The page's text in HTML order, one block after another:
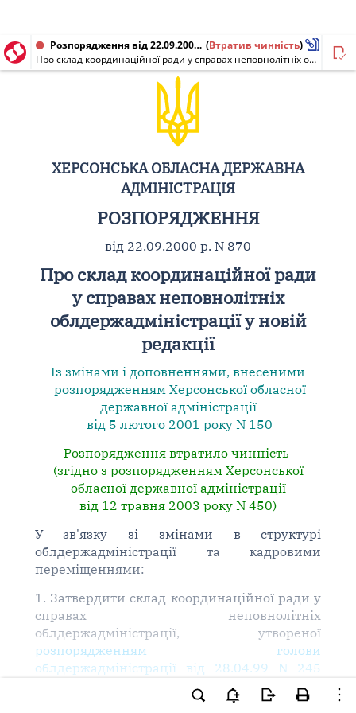
Розпорядження від 22.09.2000 № 870 (Втратив чинність)
Про склад координаційної ради у справах неповнолітніх облдержадміністрації у новій редакції
ХЕРСОНСЬКА ОБЛАСНА ДЕРЖАВНА
АДМІНІСТРАЦІЯ
РОЗПОРЯДЖЕННЯ
від 22.09.2000 р. N 870
Про склад координаційної ради
у справах неповнолітніх
облдержадміністрації у новій
редакції
Із змінами і доповненнями, внесеними
розпорядженням Херсонської обласної
державної адміністрації
від 5 лютого 2001 року N 150
Розпорядження втратило чинність
(згідно з розпорядженням Херсонської
обласної державної адміністрації
від 12 травня 2003 року N 450)
У зв'язку зі змінами в структурі
облдержадміністрації та кадровими
переміщеннями:
1. Затвердити склад координаційної ради у
справах неповнолітніх
облдержадміністрації, утвореної
розпорядженням голови
облдержадміністрації від 28.04.99 N 245